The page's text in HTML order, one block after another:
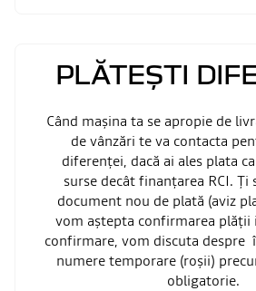
PLĂTEȘTI
Când mașina ta se apropie de
de vânzări te va contacta
diferenței, dacă ai ales plata
surse decât finanțarea RCI. Ți
document nou de plată (aviz
vom aștepta confirmarea plății
confirmare, vom discuta despre
numere temporare (roșii)
obligatorie.